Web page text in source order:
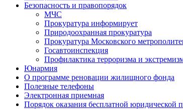
Безопасность и правопорядок
МЧС
Прокуратура информирует
Природоохранная прокуратура
Прокуратура Московского
Госавтоинспекция
Профилактика терроризма и
Юнармия
О программе реновации жилищного фонда
Полезные телефоны
Электронная приемная
Порядок оказания бесплатной юридической